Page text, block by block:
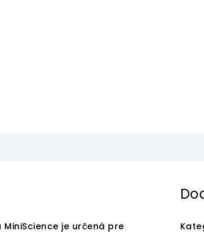
je určená pre